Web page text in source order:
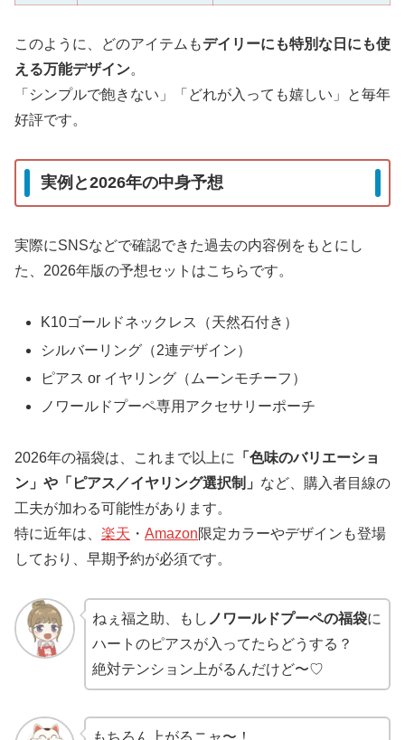
このように、どのアイテムもデイリーにも特別な日にも使
える万能デザイン。
「シンプルで飽きない」「どれが入っても嬉しい」と毎年
好評です。
実例と2026年の中身予想
実際にSNSなどで確認できた過去の内容例をもとにし
た、2026年版の予想セットはこちらです。
K10ゴールドネックレス（天然石付き）
シルバーリング（2連デザイン）
ピアス or イヤリング（ムーンモチーフ）
ノワールドプーペ専用アクセサリーポーチ
2026年の福袋は、これまで以上に
「色味のバリエーショ
ン」や「ピアス／イヤリング選択制」 など、購入者目線の
工夫が加わる可能性があります。
特に近年は、 楽天 ・ Amazon限定カラーやデザインも登場
しており、早期予約が必須です。
ねぇ福之助、もし ノワールドプーペの福袋に
ハートのピアスが入ってたらどうする？
絶対テンション上がるんだけど〜♡
もちろん上がるニャ〜！